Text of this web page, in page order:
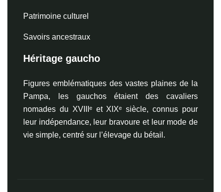
Patrimoine culturel
Savoirs ancestraux
Héritage gaucho
Figures emblématiques des vastes plaines de la
Pampa, les gauchos étaient des cavaliers
nomades du XVIIIᵉ et XIXᵉ siècle, connus pour
leur indépendance, leur bravoure et leur mode de
vie simple, centré sur l’élevage du bétail.